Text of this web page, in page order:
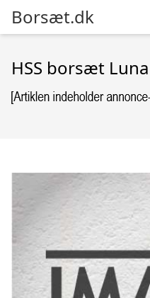
Borsæt.dk
HSS borsæt